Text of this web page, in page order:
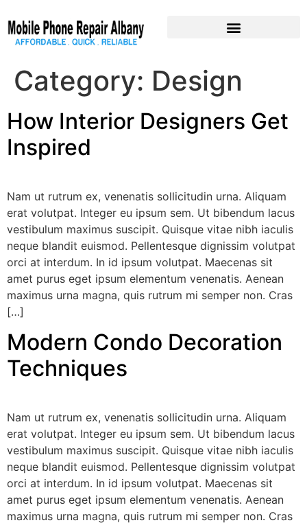
Category: Design
How Interior Designers Get
Inspired
Nam ut rutrum ex, venenatis sollicitudin urna. Aliquam
erat volutpat. Integer eu ipsum sem. Ut bibendum lacus
vestibulum maximus suscipit. Quisque vitae nibh iaculis
neque blandit euismod. Pellentesque dignissim volutpat
orci at interdum. In id ipsum volutpat. Maecenas sit
amet purus eget ipsum elementum venenatis. Aenean
maximus urna magna, quis rutrum mi semper non. Cras
[…]
Modern Condo Decoration
Techniques
Nam ut rutrum ex, venenatis sollicitudin urna. Aliquam
erat volutpat. Integer eu ipsum sem. Ut bibendum lacus
vestibulum maximus suscipit. Quisque vitae nibh iaculis
neque blandit euismod. Pellentesque dignissim volutpat
orci at interdum. In id ipsum volutpat. Maecenas sit
amet purus eget ipsum elementum venenatis. Aenean
maximus urna magna, quis rutrum mi semper non. Cras